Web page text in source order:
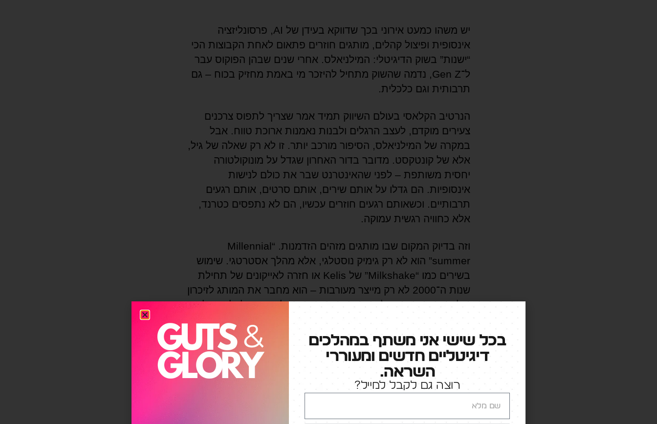
יש משהו כמעט אירוני בכך שדווקא בעידן של AI, פרסונליזציה
אינסופית ופיצול קהלים, מותגים חוזרים פתאום לאחת הקבוצות הכי
“ישנות” בשוק הדיגיטלי: המילניאלס. אחרי שנים שבהן הפוקוס עבר
ל־Gen Z, נדמה שהשוק מתחיל להיזכר מי באמת מחזיק בכוח – גם
תרבותית וגם כלכלית.
הנרטיב הקלאסי בעולם השיווק תמיד אמר שצריך לתפוס צרכנים
צעירים מוקדם, לעצב הרגלים ולבנות נאמנות ארוכת טווח. אבל
במקרה של המילניאלס, הסיפור מורכב יותר. זו לא רק שאלה של גיל,
אלא של קונטקסט. מדובר בדור האחרון שגדל על מונוקולטורה
יחסית משותפת – לפני שהאינטרנט שבר את כולם לנישות
אינסופיות. הם גדלו על אותם שירים, אותם סרטים, אותם רגעים
תרבותיים. וכשאותם רגעים חוזרים עכשיו, הם לא נתפסים כטרנד,
אלא כחוויה רגשית עמוקה.
וזה בדיוק המקום שבו מותגים מזהים הזדמנות. “Millennial
summer” הוא לא רק גימיק נוסטלגי, אלא מהלך אסטרטגי. שימוש
בשירים כמו “Milkshake” של Kelis או חזרה לאייקונים של תחילת
שנות ה־2000 לא רק מייצר מעורבות – הוא מחבר את המותג לזיכרון
קולקטיבי. במקרה של Gap, החיבור הזה אפילו תורגם לעלייה של
אבל הנוסטלגיה היא רק חצי מהסיפור. החצי השני הוא כוח הקנייה.
המילניאלס נמצאים היום בשיא הכוח הכלכלי שלהם. הם כבר לא רק
קהל שמחפש השראה, אלא כזה שמוציא כסף בפועל – על מוצרים,
כבר לא קהל עתידי – זה קהל ליבה.
בכל שישי אני משתף במהלכים
דיגיטליים חדשים ומעוררי
השראה.
רוצה גם לקבל למייל?